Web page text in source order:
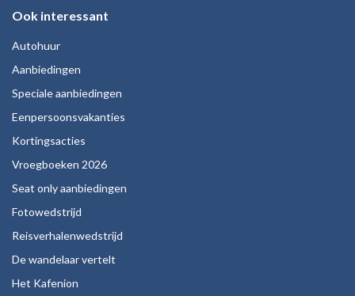
Ook interessant
Autohuur
Aanbiedingen
Speciale aanbiedingen
Eenpersoonsvakanties
Kortingsacties
Vroegboeken 2026
Seat only aanbiedingen
Fotowedstrijd
Reisverhalenwedstrijd
De wandelaar vertelt
Het Kafenion